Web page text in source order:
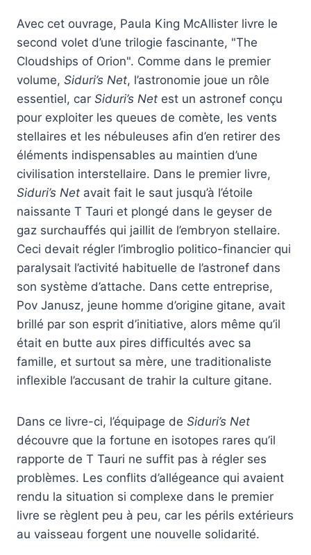
Avec cet ouvrage, Paula King McAllister livre le
second volet d’une trilogie fascinante, "The
Cloudships of Orion". Comme dans le premier
volume, Siduri’s Net, l’astronomie joue un rôle
essentiel, car Siduri’s Net est un astronef conçu
pour exploiter les queues de comète, les vents
stellaires et les nébuleuses afin d’en retirer des
éléments indispensables au maintien d’une
civilisation interstellaire. Dans le premier livre,
Siduri’s Net avait fait le saut jusqu’à l’étoile
naissante T Tauri et plongé dans le geyser de
gaz surchauffés qui jaillit de l’embryon stellaire.
Ceci devait régler l’imbroglio politico-financier qui
paralysait l’activité habituelle de l’astronef dans
son système d’attache. Dans cette entreprise,
Pov Janusz, jeune homme d’origine gitane, avait
brillé par son esprit d’initiative, alors même qu’il
était en butte aux pires difficultés avec sa
famille, et surtout sa mère, une traditionaliste
inflexible l’accusant de trahir la culture gitane.
Dans ce livre-ci, l’équipage de Siduri’s Net
découvre que la fortune en isotopes rares qu’il
rapporte de T Tauri ne suffit pas à régler ses
problèmes. Les conflits d’allégeance qui avaient
rendu la situation si complexe dans le premier
livre se règlent peu à peu, car les périls extérieurs
au vaisseau forgent une nouvelle solidarité.